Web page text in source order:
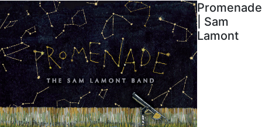
Promenade
| Sam
Lamont